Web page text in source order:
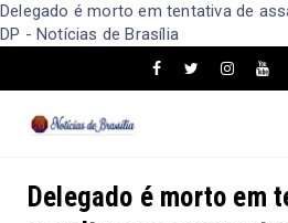
Delegado é morto em tentativa de
DP - Notícias de Brasília
Delegado é morto em